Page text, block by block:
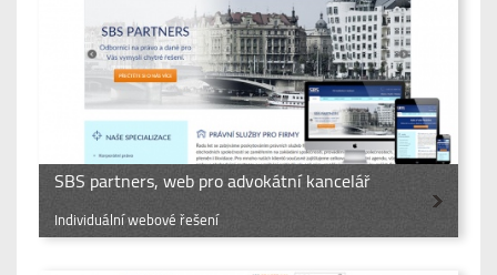
SBS partners, web pro advokátní kancelář
Individuální webové řešení